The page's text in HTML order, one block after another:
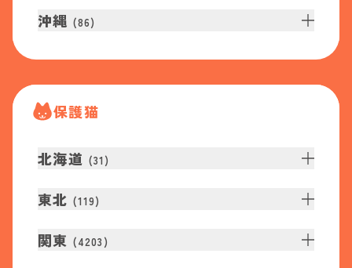
沖縄 (86)
保護猫
北海道 (31 )
東北 (119)
関東 (4203 )